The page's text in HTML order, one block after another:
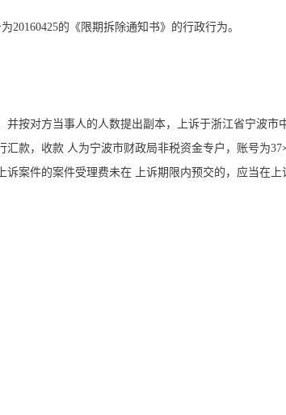
20160425的《限期拆除通知书》的行政行为。
按对方当事人的人数提出副本，上诉于浙江省宁波
款，收款 人为宁波市财政局非税资金专户，账号为
案件的案件受理费未在 上诉期限内预交的，应当在